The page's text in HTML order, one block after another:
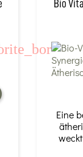
Bio
Eine